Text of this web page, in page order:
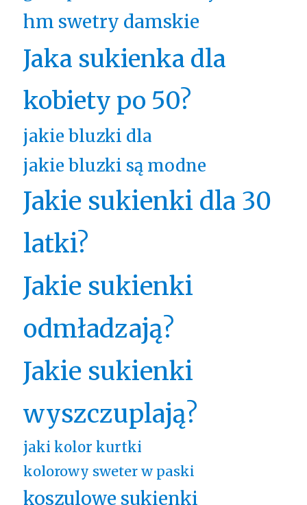
hm swetry damskie
Jaka sukienka dla
kobiety po 50?
jakie bluzki dla
jakie bluzki są modne
Jakie sukienki dla 30
latki?
Jakie sukienki
odmładzają?
Jakie sukienki
wyszczuplają?
jaki kolor kurtki
kolorowy sweter w paski
koszulowe sukienki